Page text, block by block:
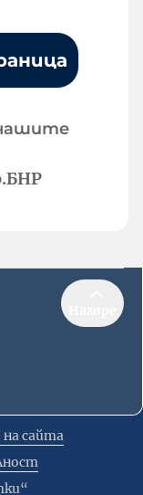
на сайта